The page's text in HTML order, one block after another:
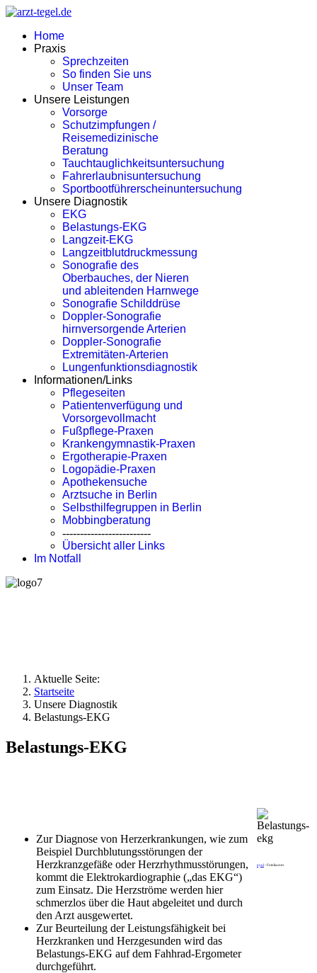
Home
Praxis
Sprechzeiten
So finden Sie uns
Unser Team
Unsere Leistungen
Vorsorge
Schutzimpfungen /
Reisemedizinische
Beratung
Tauchtauglichkeitsuntersuchung
Fahrerlaubnisuntersuchung
Sportbootführerscheinuntersuchung
Unsere Diagnostik
EKG
Belastungs-EKG
Langzeit-EKG
Langzeitblutdruckmessung
Sonografie des
Oberbauches, der Nieren
und ableitenden Harnwege
Sonografie Schilddrüse
Doppler-Sonografie
hirnversorgende Arterien
Doppler-Sonografie
Extremitäten-Arterien
Lungenfunktionsdiagnostik
Informationen/Links
Pflegeseiten
Patientenverfügung und
Vorsorgevollmacht
Fußpflege-Praxen
Krankengymnastik-Praxen
Ergotherapie-Praxen
Logopädie-Praxen
Apothekensuche
Arztsuche in Berlin
Selbsthilfegruppen in Berlin
Mobbingberatung
-------------------------
Übersicht aller Links
Im Notfall
Aktuelle Seite:
Startseite
Unsere Diagnostik
Belastungs-EKG
Belastungs-EKG
Zur Diagnose von Herzerkrankungen, wie zum
Beispiel Durchblutungsstörungen der
Herzkranzgefäße oder Herzrhythmusstörungen,
kommt die Elektrokardiographie („das EKG“)
zum Einsatz. Die Herzströme werden hier
schmerzlos über die Haut abgeleitet und durch
den Arzt ausgewertet.
Zur Beurteilung der Leistungsfähigkeit bei
Herzkranken und Herzgesunden wird das
Belastungs-EKG auf dem Fahhrad-Ergometer
durchgeführt.
nyul - Fotolia.com